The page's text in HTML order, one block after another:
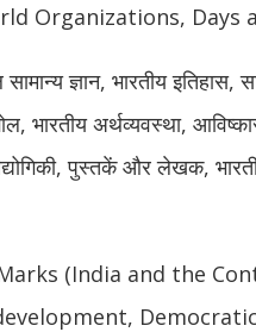
Organizations, Days
ज्ञान, भारतीय इतिहास,
भारतीय अर्थव्यवस्था,
पुस्तकें और लेखक,
(India and the